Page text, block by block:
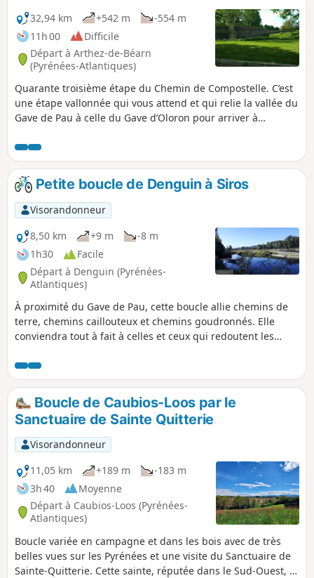
32,94 km
+542 m
-554 m
11h 00
Difficile
Départ à Arthez-de-Béarn
(Pyrénées-Atlantiques)
Quarante troisième étape du Chemin de Compostelle. C’est
une étape vallonnée qui vous attend et qui relie la vallée du
Gave de Pau à celle du Gave d’Oloron pour arriver à
par ses terres arrosées par le Gave d'Oloron, et ses
affluents, le Saleys, le Laus, l'Arroder et le Lucq. Navarrenx
est labellisé "Plus beaux villages de France".
Petite boucle de Denguin à Siros
Visorandonneur
8,50 km
+9 m
-8 m
1h30
Facile
Départ à Denguin (Pyrénées-
Atlantiques)
À proximité du Gave de Pau, cette boucle allie chemins de
terre, chemins caillouteux et chemins goudronnés. Elle
conviendra tout à fait à celles et ceux qui redoutent les
Boucle de Caubios-Loos par le
Sanctuaire de Sainte Quitterie
Visorandonneur
11,05 km
+189 m
-183 m
3h 40
Moyenne
Départ à Caubios-Loos (Pyrénées-
Atlantiques)
Boucle variée en campagne et dans les bois avec de très
belles vues sur les Pyrénées et une visite du Sanctuaire de
Sainte-Quitterie. Cette sainte, réputée dans le Sud-Ouest, a